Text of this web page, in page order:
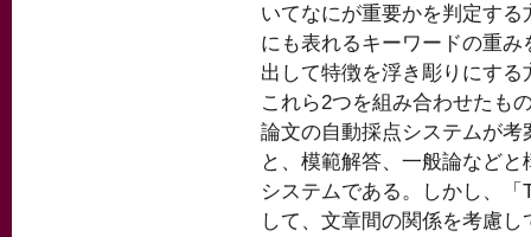
いてなにが重要かを判定す
にも表れるキーワードの重
出して特徴を浮き彫りにする
これら2つを組み合わせたも
論文の自動採点システムが
と、模範解答、一般論など
システムである。しかし、
して、文章間の関係を考慮